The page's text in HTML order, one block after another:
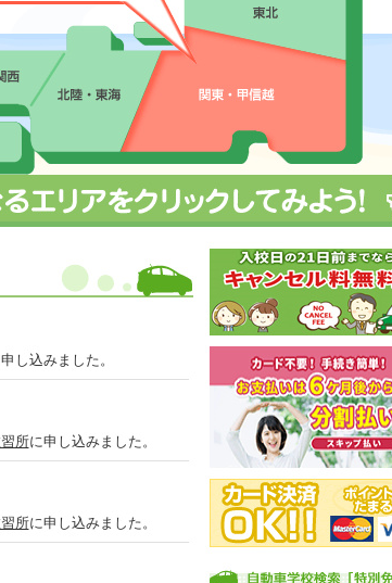
し込みました。
所に申し込みました。
所に申し込みました。